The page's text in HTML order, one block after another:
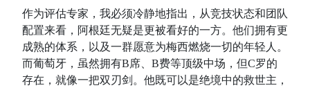
作为评估专家，我必须冷静地指出，从竞技状态和团队
配置来看，阿根廷无疑是更被看好的一方。他们拥有更
成熟的体系，以及一群愿意为梅西燃烧一切的年轻人。
而葡萄牙，虽然拥有B席、B费等顶级中场，但C罗的
存在，就像一把双刃剑。他既可以是绝境中的救世主，